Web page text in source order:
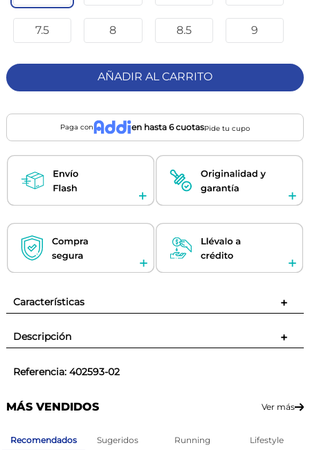
7.5 8 8.5 9
AÑADIR AL CARRITO
Paga con en hasta 6 cuotasPide tu cupo
Características +
Descripción +
Referencia: 402593-02
MÁS VENDIDOS Ver más
Recomendados Sugeridos Running Lifestyle